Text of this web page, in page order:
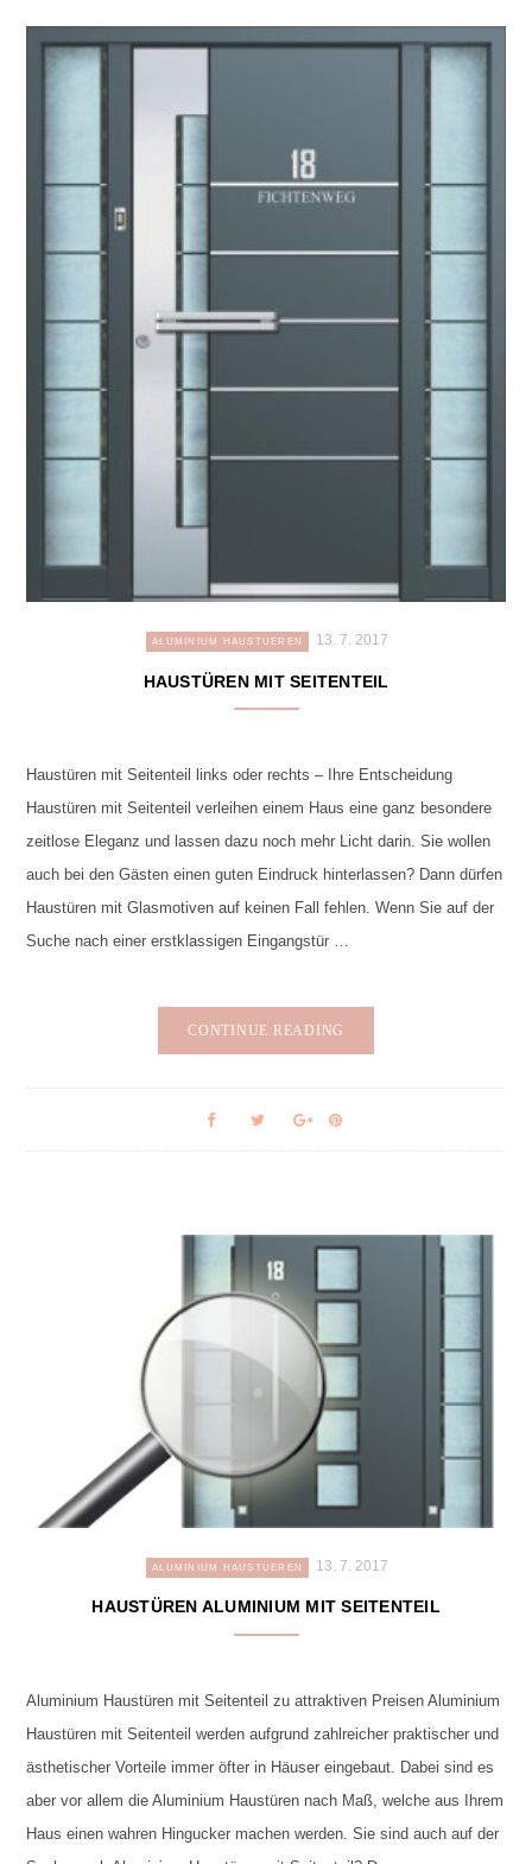
ALUMINIUM HAUSTUEREN 13. 7. 2017
HAUSTÜREN MIT SEITENTEIL
Haustüren mit Seitenteil links oder rechts – Ihre Entscheidung
Haustüren mit Seitenteil verleihen einem Haus eine ganz besondere
zeitlose Eleganz und lassen dazu noch mehr Licht darin. Sie wollen
auch bei den Gästen einen guten Eindruck hinterlassen? Dann dürfen
Haustüren mit Glasmotiven auf keinen Fall fehlen. Wenn Sie auf der
Suche nach einer erstklassigen Eingangstür …
CONTINUE READING
ALUMINIUM HAUSTUEREN 13. 7. 2017
HAUSTÜREN ALUMINIUM MIT SEITENTEIL
Aluminium Haustüren mit Seitenteil zu attraktiven Preisen Aluminium
Haustüren mit Seitenteil werden aufgrund zahlreicher praktischer und
ästhetischer Vorteile immer öfter in Häuser eingebaut. Dabei sind es
aber vor allem die Aluminium Haustüren nach Maß, welche aus Ihrem
Haus einen wahren Hingucker machen werden. Sie sind auch auf der